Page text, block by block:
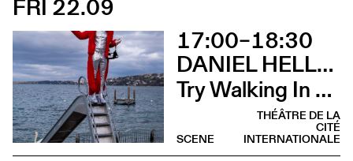
FRI 22.09
17:00–18:30
DANIEL HELLMANN
Try Walking In My Hooves (Déambulation)
THÉÂTRE DE LA
CITÉ
INTERNATIONALE
SCENE